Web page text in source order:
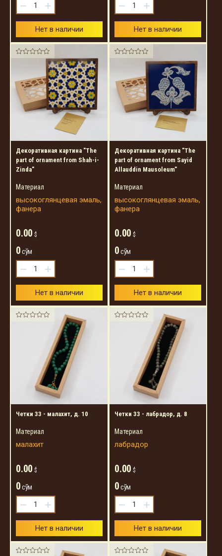
− +
Нет в наличии
− +
Нет в наличии
Декоративная картина "The
part of ornament from Shah-i-
Zinda"
Материал
высокоглянцевая эмаль,
фанера
0.00 $
0сўм
− +
Нет в наличии
Декоративная картина "The
part of ornament from Sayid
Allauddin Mausoleum"
Материал
высокоглянцевая эмаль,
фанера
0.00 $
0сўм
− +
Нет в наличии
Четки 33 - малахит, д. 10
Материал
малахит
0.00 $
0сўм
− +
Нет в наличии
Четки 33 - лабрадор, д. 8
Материал
лабрадор
0.00 $
0сўм
− +
Нет в наличии